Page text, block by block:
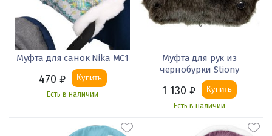
Муфта для санок Nika МС1
470 ₽ Купить
Есть в наличии
Муфта для рук из
чернобурки Stiony
1 130 ₽ Купить
Есть в наличии